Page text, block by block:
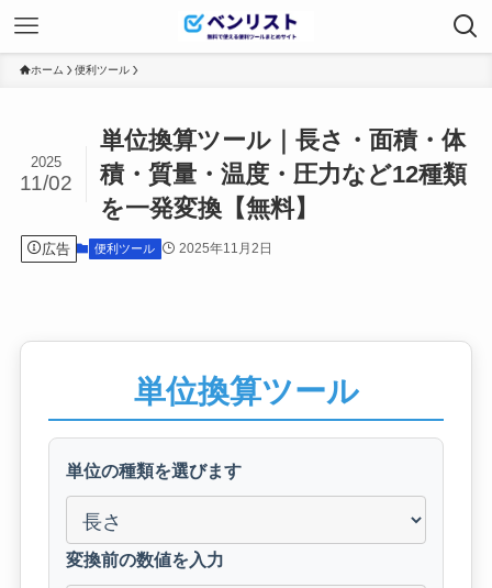
ホーム 便利ツール
単位換算ツール｜長さ・面積・体
積・質量・温度・圧力など12種類
を一発変換【無料】
2025
11/02
広告 便利ツール 2025年11月2日
単位換算ツール
単位の種類を選びます
変換前の数値を入力